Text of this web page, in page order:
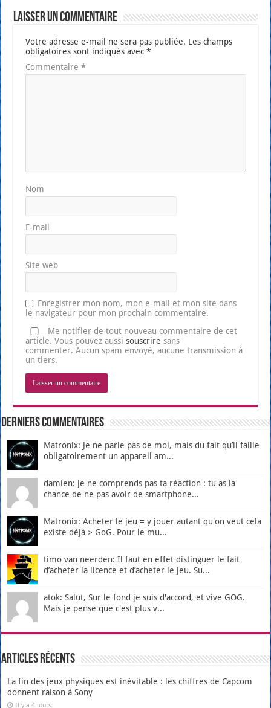
Laisser un commentaire
Votre adresse e-mail ne sera pas publiée. Les champs
obligatoires sont indiqués avec*
Commentaire*
Nom
E-mail
Site web
Enregistrer mon nom, mon e-mail et mon site dans
le navigateur pour mon prochain commentaire.
Me notifier de tout nouveau commentaire de cet
article. Vous pouvez aussisouscrire sans
commenter. Aucun spam envoyé, aucune transmission à
un tiers.
Derniers Commentaires
Matronix: Je ne parle pas de moi, mais du fait qu’il faille
obligatoirement un appareil am...
damien: Je ne comprends pas ta réaction : tu as la
chance de ne pas avoir de smartphone...
Matronix: Acheter le jeu = y jouer autant qu'on veut cela
existe déjà > GoG. Pour le mu...
timo van neerden: Il faut en effet distinguer le fait
d’acheter la licence et d’acheter le jeu. Su...
atok: Salut, Sur le fond je suis d'accord, et vive GOG.
Mais je pense que c'est plus v...
Articles récents
La fin des jeux physiques est inévitable : les chiffres de Capcom
donnent raison à Sony
Il y a 4 jours